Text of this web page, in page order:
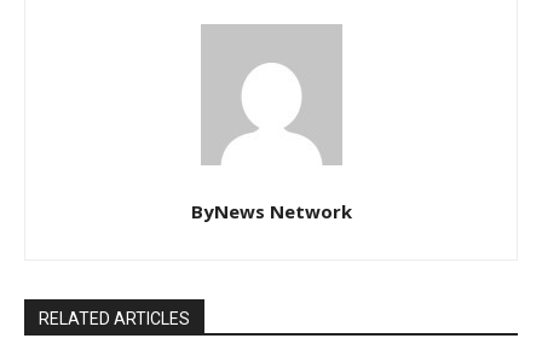
ByNews Network
RELATED ARTICLES